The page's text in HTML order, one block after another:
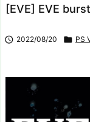
[EVE] EVE
 2022/08/20  PS